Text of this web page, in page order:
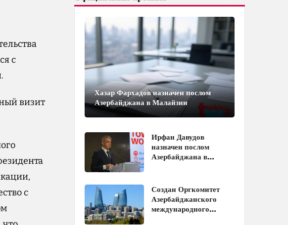
с
визит
с
Хазар Фархадов назначен послом
Азербайджана в Малайзии
Ирфан Давудов
назначен послом
Азербайджана в
Создан Оргкомитет
Азербайджанского
международного